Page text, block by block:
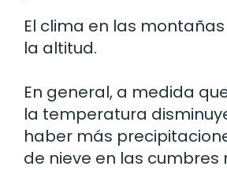
El clima en las
la altitud.
En general, a medida
la temperatura
haber más
de nieve en las cumbres